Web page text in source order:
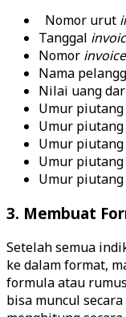
Nomor urut
Tanggal
Nomor invoice
Nama
Nilai uang
Umur piutang
Umur piutang
Umur piutang
Umur piutang
Umur
3. Membuat
Setelah semua
ke dalam format,
formula atau
bisa muncul